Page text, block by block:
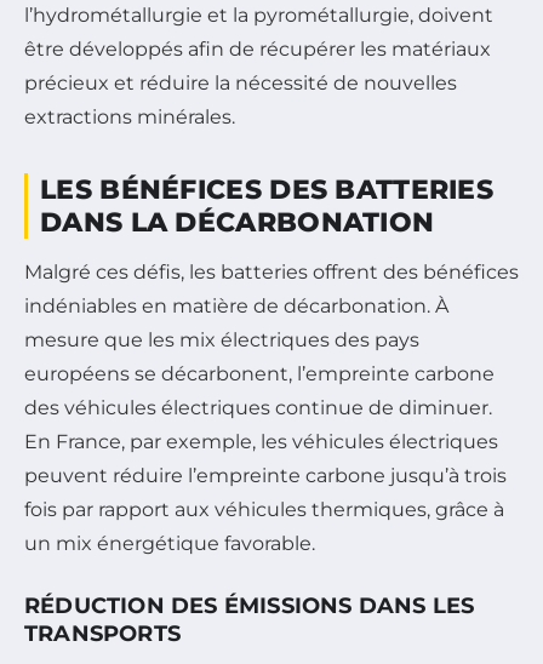
l’hydrométallurgie et la pyrométallurgie, doivent
être développés afin de récupérer les matériaux
précieux et réduire la nécessité de nouvelles
extractions minérales.
LES BÉNÉFICES DES BATTERIES
DANS LA DÉCARBONATION
Malgré ces défis, les batteries offrent des bénéfices
indéniables en matière de décarbonation. À
mesure que les mix électriques des pays
européens se décarbonent, l’empreinte carbone
des véhicules électriques continue de diminuer.
En France, par exemple, les véhicules électriques
peuvent réduire l’empreinte carbone jusqu’à trois
fois par rapport aux véhicules thermiques, grâce à
un mix énergétique favorable.
RÉDUCTION DES ÉMISSIONS DANS LES
TRANSPORTS